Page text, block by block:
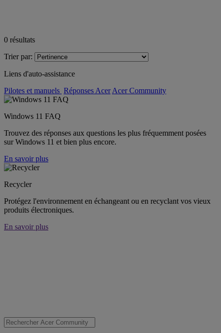
0 résultats
Trier par:
Liens d'auto-assistance
Pilotes et manuels Réponses Acer Acer Community
Windows 11 FAQ
Trouvez des réponses aux questions les plus fréquemment posées
sur Windows 11 et bien plus encore.
En savoir plus
Recycler
Protégez l'environnement en échangeant ou en recyclant vos vieux
produits électroniques.
En savoir plus